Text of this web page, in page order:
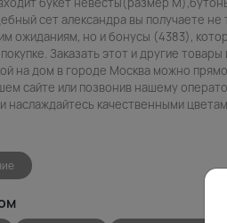
сет александра вы получаете не
ожиданиям, но и бонусы (4383),
Заказать этот и другие
на дом в городе Москва можно
сайте или позвонив нашему
наслаждайтесь качественными